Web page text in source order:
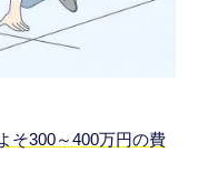
そ300～400万円の費